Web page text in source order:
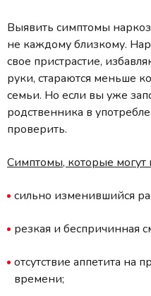
Выявить симптомы
не каждому близкому.
свое пристрастие,
руки, стараются меньше
семьи. Но если вы уже
родственника в
проверить.
Симптомы, которые могут
сильно изменившийся
резкая и беспричинная
отсутствие аппетита на
времени;